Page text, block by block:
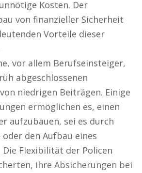
Kosten. Der
von finanzieller Sicherheit
Vorteile dieser
vor allem Berufseinsteiger,
abgeschlossenen
niedrigen Beiträgen. Einige
ermöglichen es, einen
aufzubauen, sei es durch
den Aufbau eines
Die Flexibilität der Policen
ihre Absicherungen bei